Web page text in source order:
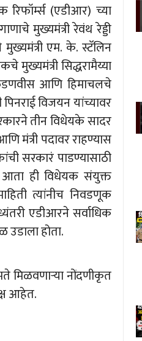
(एडीआर) च्या
मुख्यमंत्री रेवंथ रेड्डी
एम. के. स्टॅलिन
मुख्यमंत्री सिद्धरामैय्या
फडणवीस आणि हिमाचलचे
विजयन यांच्यावर
तीन विधेयके सादर
मंत्री पदावर राहण्यास
सरकारं पाडण्यासाठी
आता ही विधेयक संयुक्त
त्यांनीच निवडणूक
एडीआरने सर्वाधिक
उडाला होता.
मिळवणाऱ्या नोंदणीकृत
आहेत.